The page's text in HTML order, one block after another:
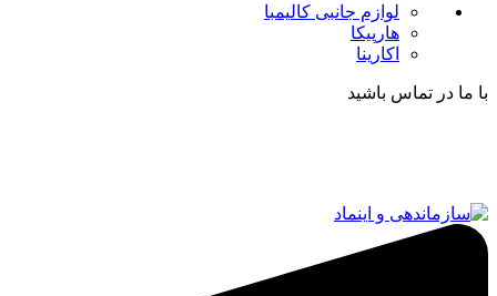
لوازم جانبی کالیمبا
هارپیکا
اکارینا
با ما در تماس باشید